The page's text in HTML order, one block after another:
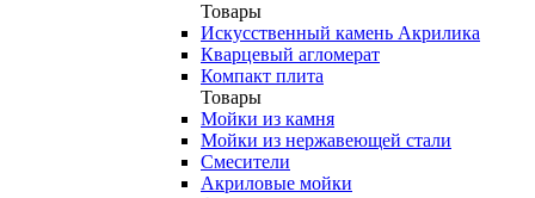
Товары
Искусственный камень Акрилика
Кварцевый агломерат
Компакт плита
Товары
Мойки из камня
Мойки из нержавеющей стали
Смесители
Акриловые мойки